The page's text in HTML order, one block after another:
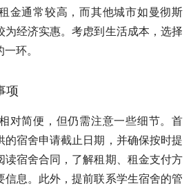
金通常较高，而其他城市如曼彻斯
为经济实惠。考虑到生活成本，选择
环。
项
对简便，但仍需注意一些细节。首
的宿舍申请截止日期，并确保按时提
读宿舍合同，了解租期、租金支付方
信息。此外，提前联系学生宿舍的管